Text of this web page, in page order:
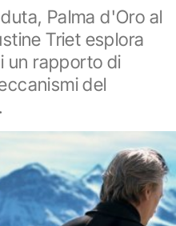
Palma d'Oro al
Triet esplora
un rapporto di
del